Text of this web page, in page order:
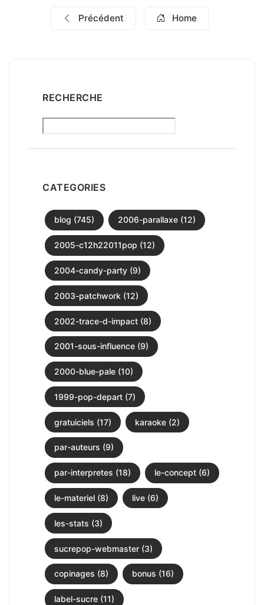
Précédent Home
RECHERCHE
CATEGORIES
blog (745) 2006-parallaxe (12)
2005-c12h22011pop (12)
2004-candy-party (9)
2003-patchwork (12)
2002-trace-d-impact (8)
2001-sous-influence (9)
2000-blue-pale (10)
1999-pop-depart (7)
gratuiciels (17) karaoke (2)
par-auteurs (9)
par-interpretes (18) le-concept (6)
le-materiel (8) live (6)
les-stats (3)
sucrepop-webmaster (3)
copinages (8) bonus (16)
label-sucre (11)